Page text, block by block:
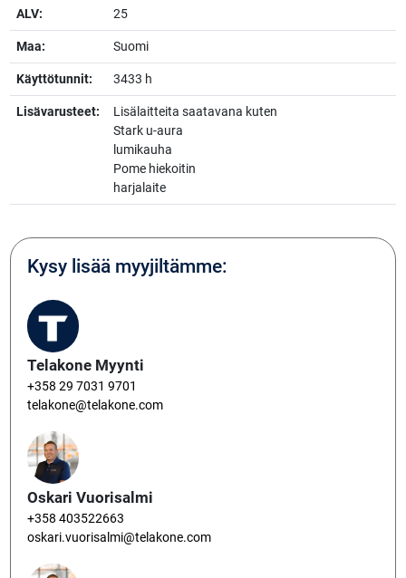
ALV: 25
Maa: Suomi
Käyttötunnit: 3433 h
Lisävarusteet:
Lisälaitteita saatavana kuten
Stark u-aura
lumikauha
Pome hiekoitin
harjalaite
Kysy lisää myyjiltämme:
Telakone Myynti
+358 29 7031 9701
telakone@telakone.com
Oskari Vuorisalmi
+358 403522663
oskari.vuorisalmi@telakone.com